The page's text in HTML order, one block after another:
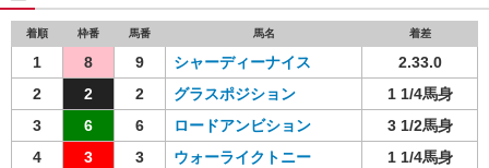
着順 枠番 馬番 馬名 着差
1 8 9 シャーディーナイス
2.33.0
2
2 2 グラスポジション
1 1/4馬身
3
6 6 ロードアンビション
3 1/2馬身
4
3 3 ウォーライクトニー
1 1/4馬身